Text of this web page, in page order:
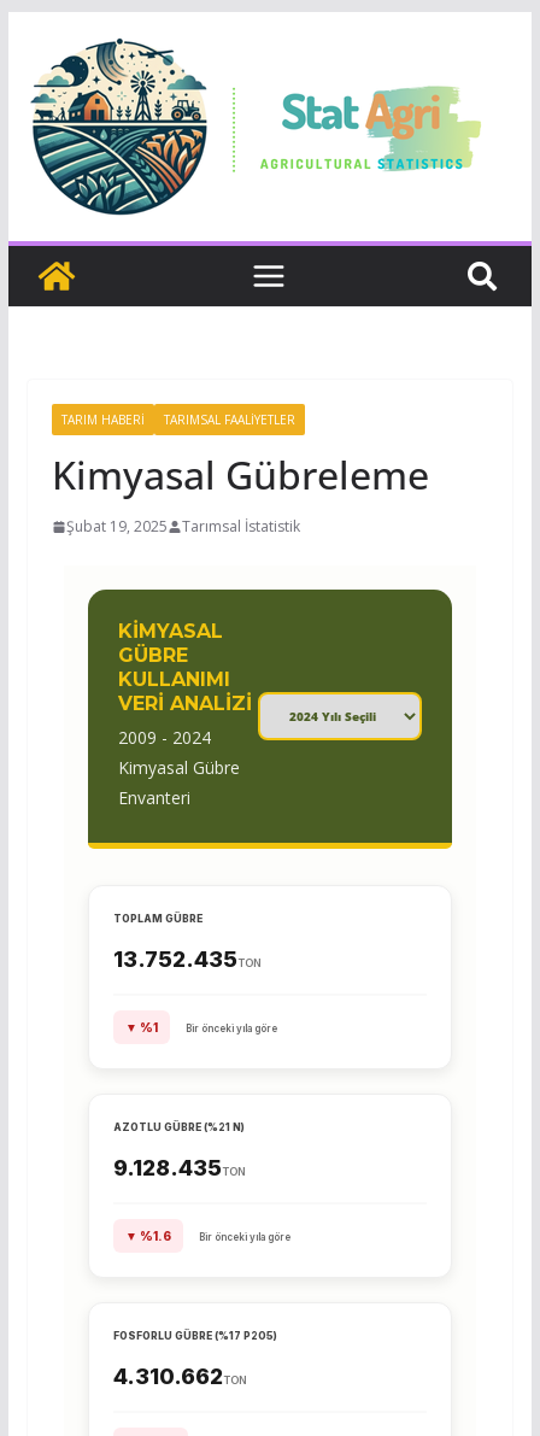
TARIM HABERI TARIMSAL FAALIYETLER
Kimyasal Gübreleme
Şubat 19, 2025 Tarımsal İstatistik
KIMYASAL
GÜBRE
KULLANIMI
VERI ANALIZI
2009 - 2024
Kimyasal Gübre
Envanteri
TOPLAM GÜBRE
13.752.435TON
▼ %1 Bir önceki yıla göre
AZOTLU GÜBRE (%21 N)
9.128.435TON
▼ %1.6 Bir önceki yıla göre
FOSFORLU GÜBRE (%17 P2O5)
4.310.662TON